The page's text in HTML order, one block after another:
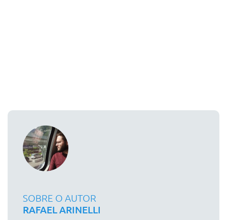
SOBRE O AUTOR
RAFAEL ARINELLI